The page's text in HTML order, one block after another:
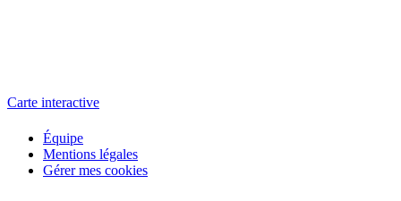
Carte interactive
Équipe
Mentions légales
Gérer mes cookies